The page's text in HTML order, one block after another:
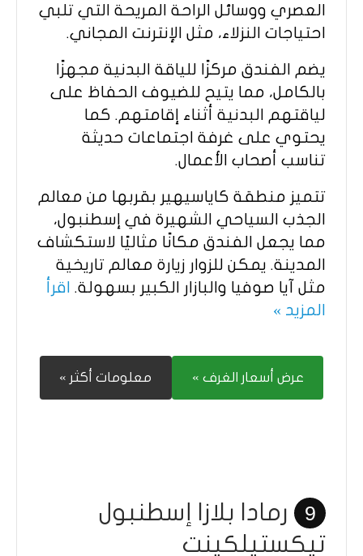
العصري ووسائل الراحة المريحة التي تلبي
احتياجات النزلاء، مثل الإنترنت المجاني.
يضم الفندق مركزًا للياقة البدنية مجهزًا
بالكامل، مما يتيح للضيوف الحفاظ على
لياقتهم البدنية أثناء إقامتهم. كما
يحتوي على غرفة اجتماعات حديثة
تناسب أصحاب الأعمال.
تتميز منطقة كاياسيهير بقربها من معالم
الجذب السياحي الشهيرة في إسطنبول،
مما يجعل الفندق مكانًا مثاليًا لاستكشاف
المدينة. يمكن للزوار زيارة معالم تاريخية
مثل آيا صوفيا والبازار الكبير بسهولة. اقرأ
المزيد »
عرض أسعار الغرف » معلومات أكثر »
9
رمادا بلازا إسطنبول
تيكستيلكينت